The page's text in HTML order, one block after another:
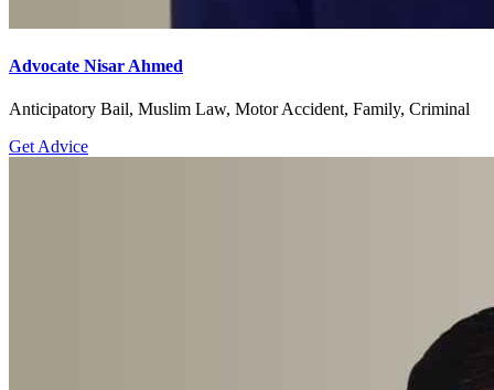
Advocate Nisar Ahmed
Anticipatory Bail, Muslim Law, Motor Accident, Family, Criminal
Get Advice